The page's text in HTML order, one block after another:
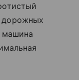
дорожных
машина